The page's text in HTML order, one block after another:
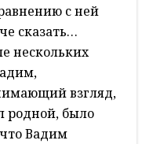
с ней
сказать…
нескольких
взгляд,
родной, было
Вадим